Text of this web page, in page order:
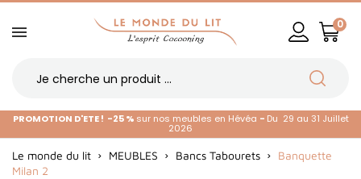
0
PROMOTION D'ETE ! -25 % sur nos meubles en Hévéa - Du 29 au 31 Juillet
2026
Le monde du lit MEUBLES Bancs Tabourets
Banquette
Milan 2